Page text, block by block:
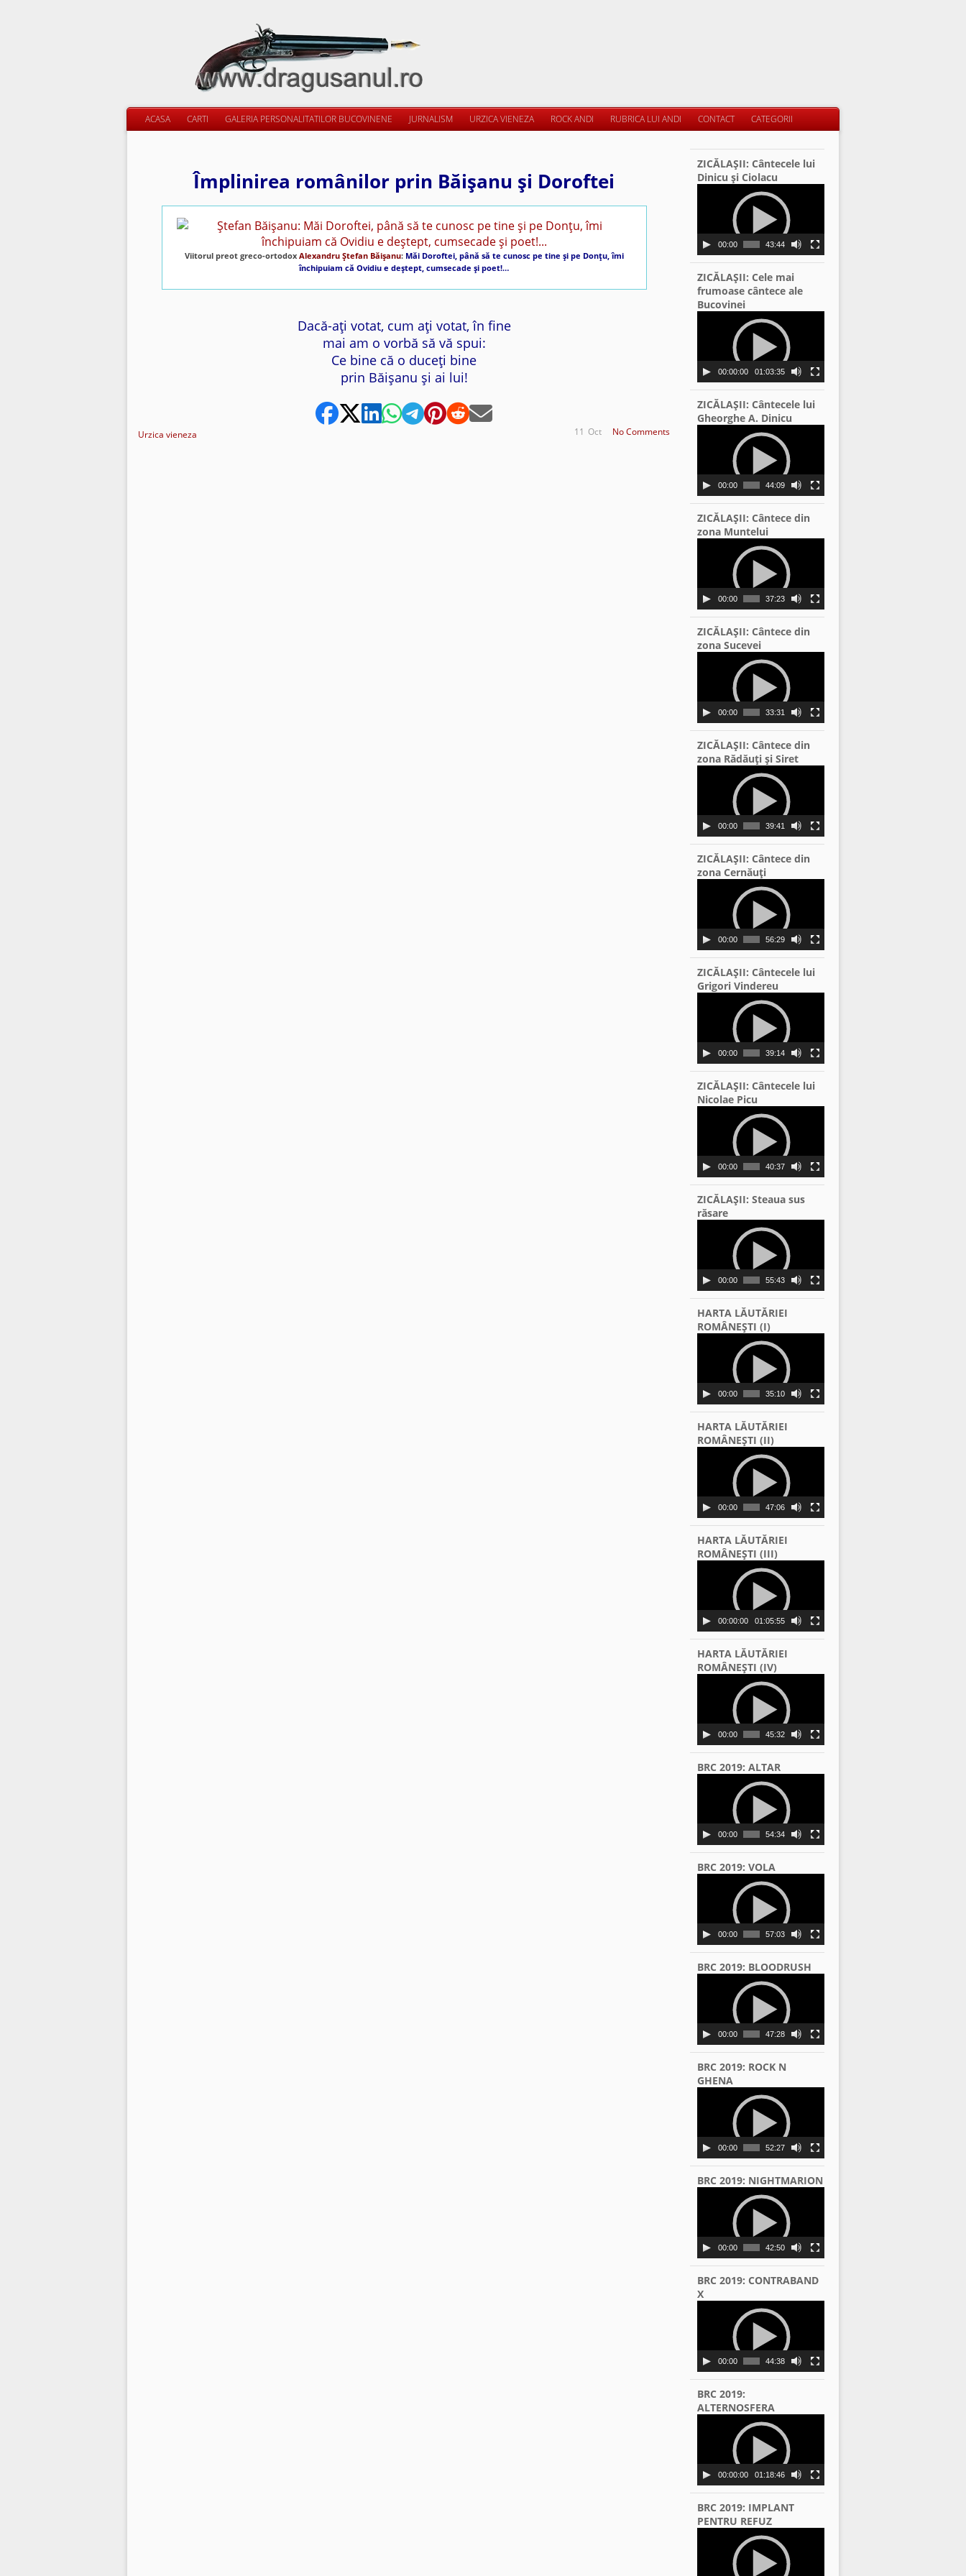
ACASA CARTI GALERIA PERSONALITATILOR BUCOVINENE JURNALISM URZICA VIENEZA ROCK ANDI RUBRICA LUI ANDI CONTACT CATEGORII
Împlinirea românilor prin Băişanu şi Doroftei
Viitorul preot greco-ortodox Alexandru Ştefan Băişanu: Măi Doroftei, până să te cunosc pe tine şi pe Donţu, îmi
închipuiam că Ovidiu e deştept, cumsecade şi poet!…
Dacă-aţi votat, cum aţi votat, în fine
mai am o vorbă să vă spui:
Ce bine că o duceţi bine
prin Băişanu şi ai lui!
Urzica vieneza No Comments
Oct
11
ZICĂLAŞII: Cântecele lui
Dinicu şi Ciolacu
00:00 43:44
ZICĂLAŞII: Cele mai
frumoase cântece ale
Bucovinei
00:00:00 01:03:35
ZICĂLAŞII: Cântecele lui
Gheorghe A. Dinicu
00:00 44:09
ZICĂLAŞII: Cântece din
zona Muntelui
00:00 37:23
ZICĂLAŞII: Cântece din
zona Sucevei
00:00 33:31
ZICĂLAŞII: Cântece din
zona Rădăuţi şi Siret
00:00 39:41
ZICĂLAŞII: Cântece din
zona Cernăuţi
00:00 56:29
ZICĂLAŞII: Cântecele lui
Grigori Vindereu
00:00 39:14
ZICĂLAŞII: Cântecele lui
Nicolae Picu
00:00 40:37
ZICĂLAŞII: Steaua sus
răsare
00:00 55:43
HARTA LĂUTĂRIEI
ROMÂNEŞTI (I)
00:00 35:10
HARTA LĂUTĂRIEI
ROMÂNEŞTI (II)
00:00 47:06
HARTA LĂUTĂRIEI
ROMÂNEŞTI (III)
00:00:00 01:05:55
HARTA LĂUTĂRIEI
ROMÂNEŞTI (IV)
00:00 45:32
BRC 2019: ALTAR
00:00 54:34
BRC 2019: VOLA
00:00 57:03
BRC 2019: BLOODRUSH
00:00 47:28
BRC 2019: ROCK N
GHENA
00:00 52:27
BRC 2019: NIGHTMARION
00:00 42:50
BRC 2019: CONTRABAND
X
00:00 44:38
BRC 2019:
ALTERNOSFERA
00:00:00 01:18:46
BRC 2019: IMPLANT
PENTRU REFUZ